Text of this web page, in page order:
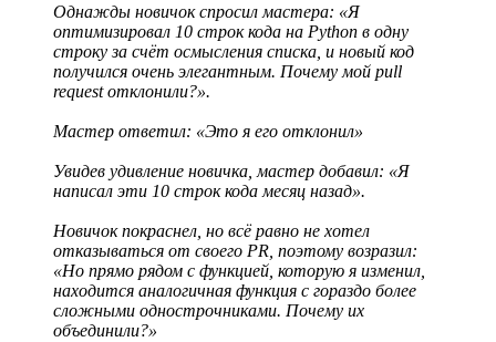
Однажды новичок спросил мастера: «Я
оптимизировал 10 строк кода на Python в одну
строку за счёт осмысления списка, и новый код
получился очень элегантным. Почему мой pull
request отклонили?».
Мастер ответил: «Это я его отклонил»
Увидев удивление новичка, мастер добавил: «Я
написал эти 10 строк кода месяц назад».
Новичок покраснел, но всё равно не хотел
отказываться от своего PR, поэтому возразил:
«Но прямо рядом с функцией, которую я изменил,
находится аналогичная функция с гораздо более
сложными однострочниками. Почему их
объединили?»